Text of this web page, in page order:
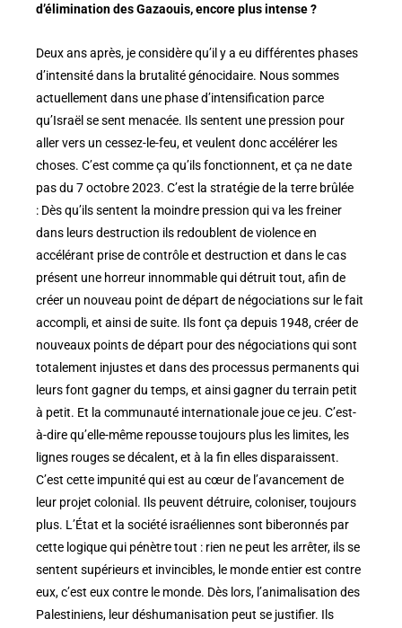
d’élimination des Gazaouis, encore plus intense ?
Deux ans après, je considère qu’il y a eu différentes phases
d’intensité dans la brutalité génocidaire. Nous sommes
actuellement dans une phase d’intensification parce
qu’Israël se sent menacée. Ils sentent une pression pour
aller vers un cessez-le-feu, et veulent donc accélérer les
choses. C’est comme ça qu’ils fonctionnent, et ça ne date
pas du 7 octobre 2023. C’est la stratégie de la terre brûlée
: Dès qu’ils sentent la moindre pression qui va les freiner
dans leurs destruction ils redoublent de violence en
accélérant prise de contrôle et destruction et dans le cas
présent une horreur innommable qui détruit tout, afin de
créer un nouveau point de départ de négociations sur le fait
accompli, et ainsi de suite. Ils font ça depuis 1948, créer de
nouveaux points de départ pour des négociations qui sont
totalement injustes et dans des processus permanents qui
leurs font gagner du temps, et ainsi gagner du terrain petit
à petit. Et la communauté internationale joue ce jeu. C’est-
à-dire qu’elle-même repousse toujours plus les limites, les
lignes rouges se décalent, et à la fin elles disparaissent.
C’est cette impunité qui est au cœur de l’avancement de
leur projet colonial. Ils peuvent détruire, coloniser, toujours
plus. L’État et la société israéliennes sont biberonnés par
cette logique qui pénètre tout : rien ne peut les arrêter, ils se
sentent supérieurs et invincibles, le monde entier est contre
eux, c’est eux contre le monde. Dès lors, l’animalisation des
Palestiniens, leur déshumanisation peut se justifier. Ils